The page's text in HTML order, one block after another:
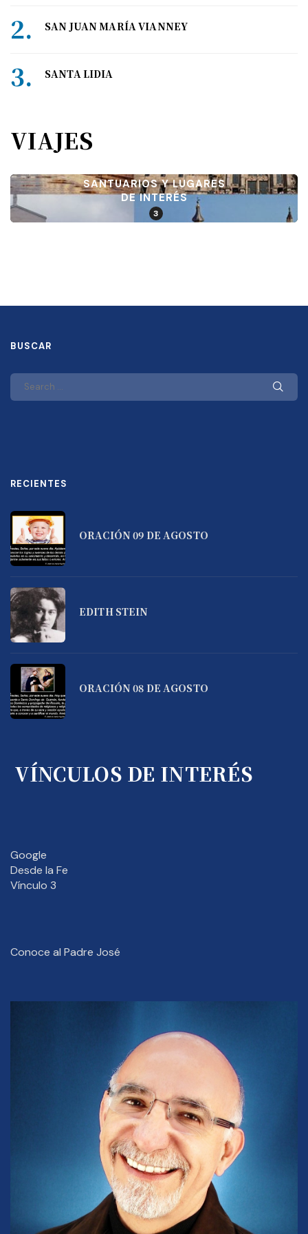
SAN JUAN MARÍA VIANNEY
SANTA LIDIA
VIAJES
SANTUARIOS Y LUGARES
DE INTERÉS
3
BUSCAR
RECIENTES
ORACIÓN 09 DE AGOSTO
EDITH STEIN
ORACIÓN 08 DE AGOSTO
VÍNCULOS DE INTERÉS
Google
Desde la Fe
Vínculo 3
Conoce al Padre José